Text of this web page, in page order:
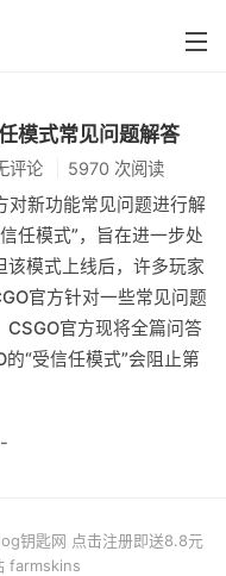
模式常见问题解答
评论 5970 次阅读
对新功能常见问题进行解
任模式”，旨在进一步处
模式上线后，许多玩家
官方针对一些常见问题
官方现将全篇问答
“受信任模式”会阻止第
钥匙网 点击注册即送8.8元
farmskins